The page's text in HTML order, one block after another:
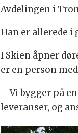
Avdelingen i
Han er allerede i
I Skien åpner
er en person
– Vi bygger på
leveranser, og